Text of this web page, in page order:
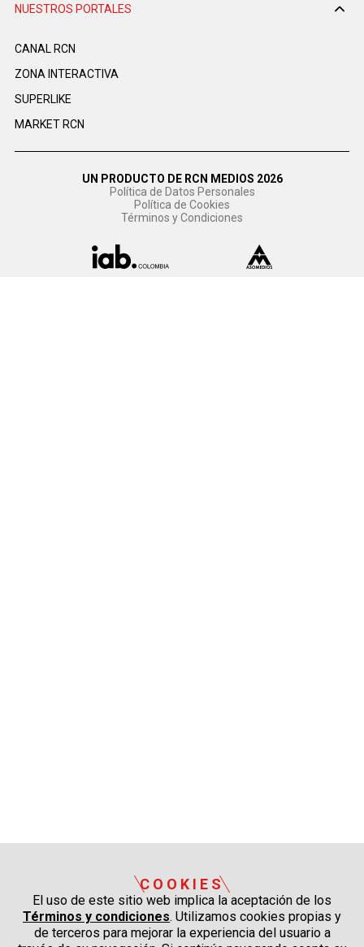
NUESTROS PORTALES
CANAL RCN
ZONA INTERACTIVA
SUPERLIKE
MARKET RCN
UN PRODUCTO DE RCN MEDIOS 2026
Política de Datos Personales
Política de Cookies
Términos y Condiciones
COOKIES
El uso de este sitio web implica la aceptación de los
Términos y condiciones. Utilizamos cookies propias y
de terceros para mejorar la experiencia del usuario a